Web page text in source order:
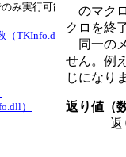
み実行可能な物が多い）
（TKInfo.dll）
）
のマク
クロを終
同一の
せん。例
じになり
返り値（
返